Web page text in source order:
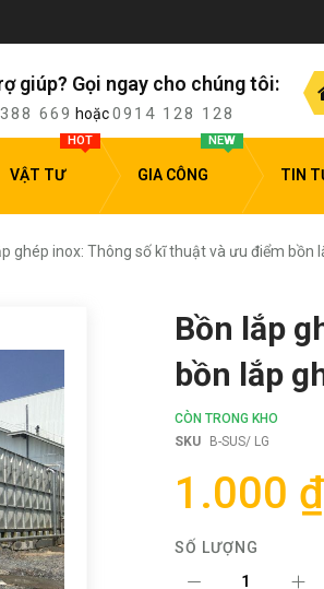
giúp? Gọi ngay cho chúng tôi:
669 hoặc0914 128 128
VẬT TƯ
HOT
GIA CÔNG
NEW
TIN
ghép inox: Thông số kĩ thuật và ưu điểm bồn
Bồn lắp
bồn lắp
CÒN TRONG KHO
SKU
B-SUS/ LG
1.000 ₫
SỐ LƯỢNG